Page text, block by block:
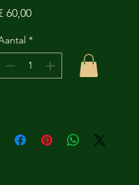
60,00Prijs
*